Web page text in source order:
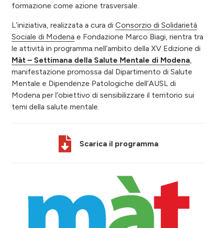
formazione come azione trasversale.
L’iniziativa, realizzata a cura di Consorzio di Solidarietà
Sociale di Modena e Fondazione Marco Biagi, rientra tra
le attività in programma nell’ambito della XV Edizione di
Màt – Settimana della Salute Mentale di Modena
manifestazione promossa dal Dipartimento di Salute
Mentale e Dipendenze Patologiche dell’AUSL di
Modena per l’obiettivo di sensibilizzare il territorio sui
temi della salute mentale.
Scarica il programma